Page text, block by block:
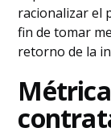
racionalizar el
fin de tomar
retorno de la